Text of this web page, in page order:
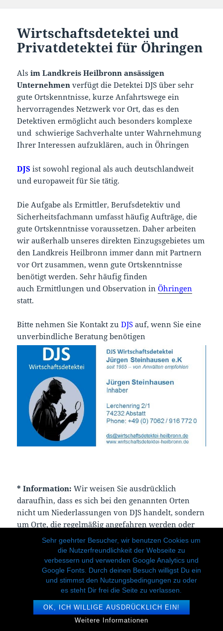
Sehr geehrter Besucher, wir benutzen Cookies um
die Nutzerfreundlichkeit der Webseite zu
verbessern und verwenden Google Analytics und
Google Fonts. Durch deinen Besuch willigst Du ein
und stimmst den Nutzungsbedingungen zu oder
es steht Dir frei die Seite zu verlassen.
OK, ICH WILLIGE AUSDRÜCKLICH EIN!
Weitere Informationen
Wirtschaftsdetektei und
Privatdetektei für Öhringen
Alsim Landkreis Heilbronn ansässigen
Unternehmen verfügt die Detektei DJS über sehr
gute Ortskenntnisse, kurze Anfahrtswege ein
hervorragendes Netzwerk vor Ort, das es den
Detektiven ermöglicht auch besonders komplexe
und schwierige Sachverhalte unter Wahrnehmung
Ihrer Interessen aufzuklären, auch in Öhringen
DJS ist sowohl regional als auch deutschlandweit
und europaweit für Sie tätig.
Die Aufgabe als Ermittler, Berufsdetektiv und
Sicherheitsfachmann umfasst häufig Aufträge, die
gute Ortskenntnisse voraussetzen. Daher arbeiten
wir außerhalb unseres direkten Einzugsgebietes um
den Landkreis Heilbronn immer dann mit Partnern
vor Ort zusammen, wenn gute Ortskenntnisse
benötigt werden. Sehr häufig finden
auch Ermittlungen und Observation inÖhringen
statt.
Bitte nehmen Sie Kontakt zuDJS auf, wenn Sie eine
unverbindliche Beratung benötigen
* Information:Wir weisen Sie ausdrücklich
daraufhin, dass es sich bei den genannten Orten
nicht um Niederlassungen von DJS handelt, sondern
um Orte, die regelmäßig angefahren werden oder
wurden. Das Büro der Detektei DJS befindet sich in
Abstatt, Landkreis Heilbronn.